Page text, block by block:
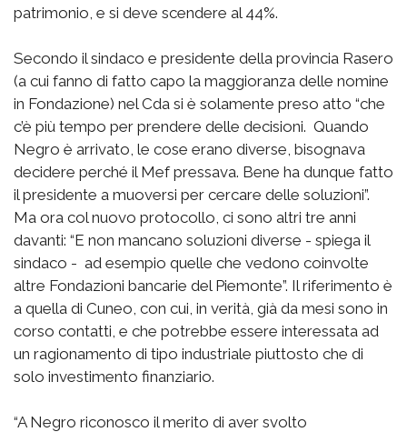
patrimonio, e si deve scendere al 44%.
Secondo il sindaco e presidente della provincia Rasero
(a cui fanno di fatto capo la maggioranza delle nomine
in Fondazione) nel Cda si è solamente preso atto “che
c’è più tempo per prendere delle decisioni. Quando
Negro è arrivato, le cose erano diverse, bisognava
decidere perché il Mef pressava. Bene ha dunque fatto
il presidente a muoversi per cercare delle soluzioni”.
Ma ora col nuovo protocollo, ci sono altri tre anni
davanti: “E non mancano soluzioni diverse - spiega il
sindaco - ad esempio quelle che vedono coinvolte
altre Fondazioni bancarie del Piemonte”. Il riferimento è
a quella di Cuneo, con cui, in verità, già da mesi sono in
corso contatti, e che potrebbe essere interessata ad
un ragionamento di tipo industriale piuttosto che di
solo investimento finanziario.
“A Negro riconosco il merito di aver svolto